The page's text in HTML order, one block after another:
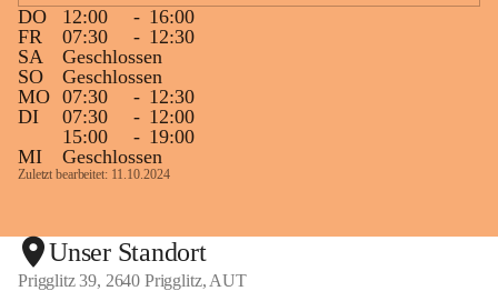
DO
12:00 - 16:00
FR
07:30 - 12:30
SA
Geschlossen
SO
Geschlossen
MO 07:30 - 12:30
DI
07:30 - 12:00
15:00
- 19:00
MI
Geschlossen
Zuletzt bearbeitet: 11.10.2024
Unser Standort
Prigglitz 39, 2640 Prigglitz, AUT